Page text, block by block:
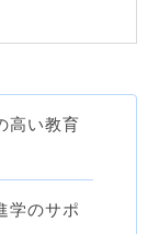
高い教育
学のサポ